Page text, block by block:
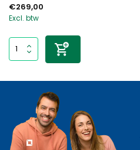
€269,00
Excl. btw